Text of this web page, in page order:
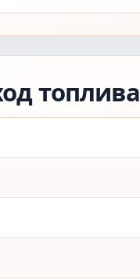
топлива